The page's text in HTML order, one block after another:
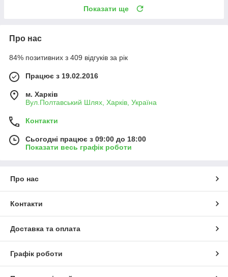
Показати ще
Про нас
84% позитивних з 409 відгуків за рік
Працює з 19.02.2016
м. Харків
Вул.Полтавський Шлях, Харків, Україна
Контакти
Сьогодні працює з 09:00 до 18:00
Показати весь графік роботи
Про нас
Контакти
Доставка та оплата
Графік роботи